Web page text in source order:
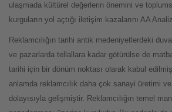
ulaşmada kültürel değerlerin önemini ve
kurguların yol açtığı iletişim kazalarını AA
Reklamcılığın tarihi antik medeniyetlerdeki
ve pazarlarda tellallara kadar götürülse de
tarihi için bir dönüm noktası olarak kabul
anlamda reklamcılık daha çok sanayi üretimi
dolayısıyla gelişmiştir. Reklamcılığın temel